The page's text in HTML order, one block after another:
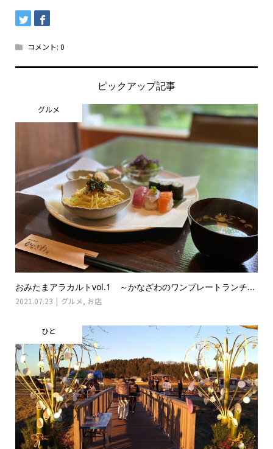
コメント: 0
ピックアップ記事
グルメ
おみたまアラカルトvol.1 ～かなざわのワンプレートランチ...
2021.07.23 グルメ, お店
ひと